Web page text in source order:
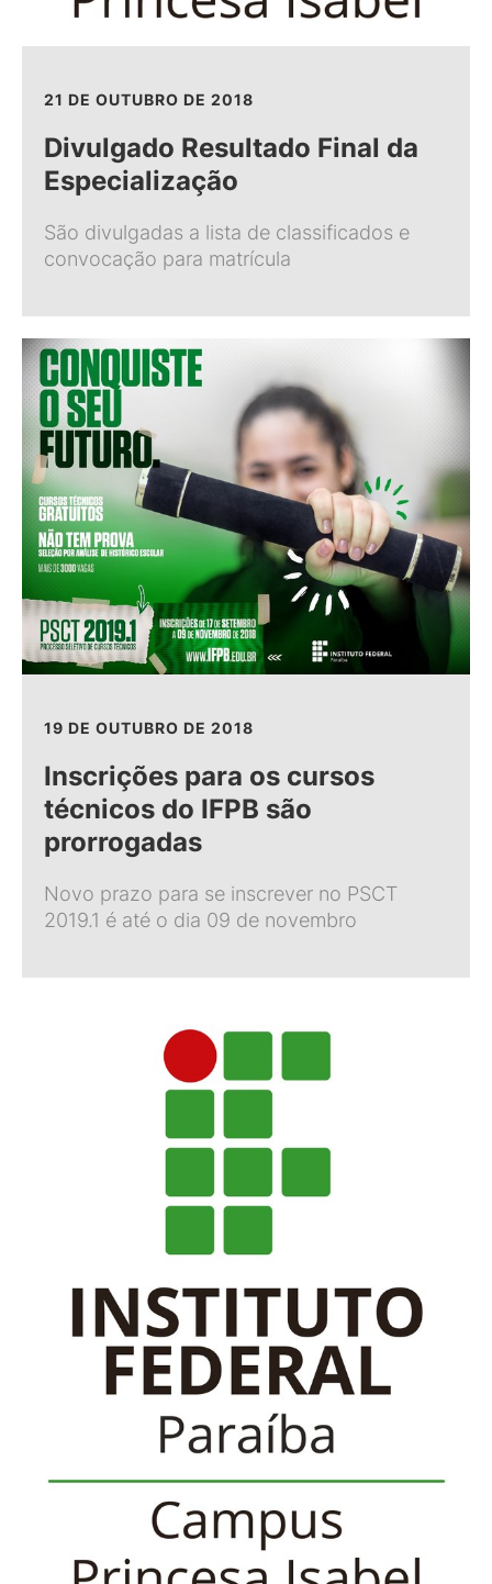
21 DE OUTUBRO DE 2018
Divulgado Resultado Final da
Especialização
São divulgadas a lista de classificados e
convocação para matrícula
19 DE OUTUBRO DE 2018
Inscrições para os cursos
técnicos do IFPB são
prorrogadas
Novo prazo para se inscrever no PSCT
2019.1 é até o dia 09 de novembro